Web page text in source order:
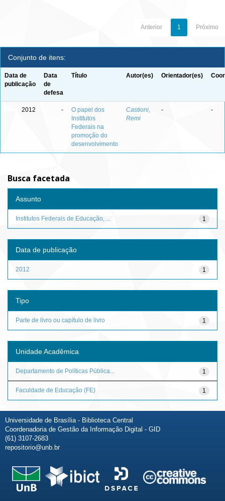
Anterior 1 Próximo
Conjunto de itens:
Data de
publicação
Data
de
defesa
Título Autor(es) Orientador(es)
2012 -
O papel dos
Institutos
Federais na
promoção do
desenvolvimento
Castioni,
Remi
- -
Busca facetada
Assunto
1
Institutos Federais de Educação, ...
Data de publicação
1
2012
Tipo
1
Parte de livro ou capítulo de livro
Unidade Acadêmica
1
Departamento de Políticas Pública...
1
Faculdade de Educação (FE)
Universidade de Brasília - Biblioteca Central
Coordenadoria de Gestão da Informação Digital - GID
(61) 3107-2683
repositorio@unb.br